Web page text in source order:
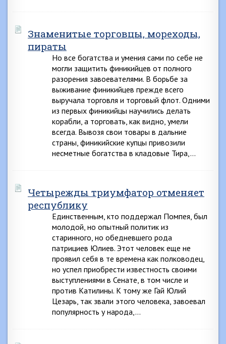
Знаменитые торговцы, мореходы,
пираты
Но все богатства и умения сами по себе не
могли защитить финикийцев от полного
разорения завоевателями. В борьбе за
выживание финикийцев прежде всего
выручала торговля и торговый флот. Одними
из первых финикийцы научились делать
корабли, а торговать, как видно, умели
всегда. Вывозя свои товары в дальние
страны, финикийские купцы привозили
несметные богатства в кладовые Тира,…
Четырежды триумфатор отменяет
республику
Единственным, кто поддержал Помпея, был
молодой, но опытный политик из
старинного, но обедневшего рода
патрициев Юлиев. Этот человек еще не
проявил себя в те времена как полководец,
но успел приобрести известность своими
выступлениями в Сенате, в том числе и
против Катилины. К тому же Гай Юлий
Цезарь, так звали этого человека, завоевал
популярность у народа,…